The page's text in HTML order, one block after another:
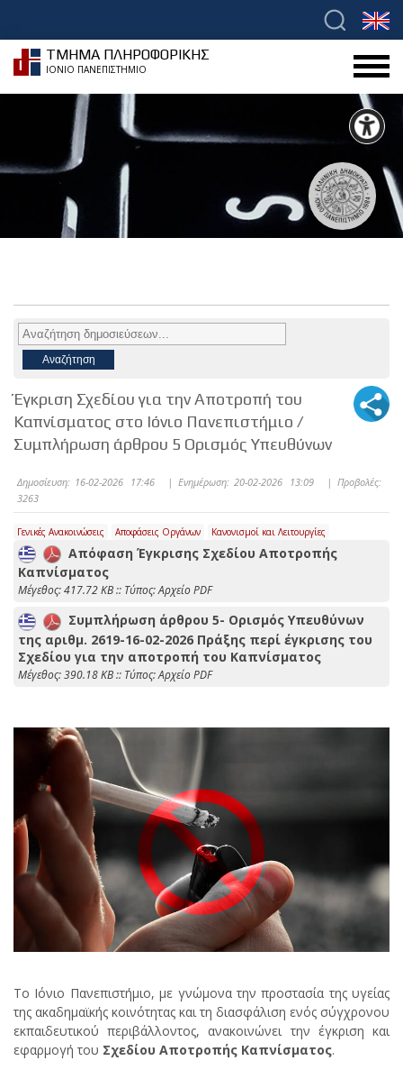
ΤΜΗΜΑ ΠΛΗΡΟΦΟΡΙΚΗΣ
ΙΟΝΙΟ ΠΑΝΕΠΙΣΤΗΜΙΟ
Έγκριση Σχεδίου για την Αποτροπή του
Καπνίσματος στο Ιόνιο Πανεπιστήμιο /
Συμπλήρωση άρθρου 5 Ορισμός Υπευθύνων
Δημοσίευση: 16-02-2026 17:46 | Ενημέρωση: 20-02-2026 13:09 | Προβολές:
3263
Γενικές Ανακοινώσεις Αποφάσεις Οργάνων Κανονισμοί και Λειτουργίες
Απόφαση Έγκρισης Σχεδίου Αποτροπής
Καπνίσματος
Mέγεθος: 417.72 KB :: Τύπος: Αρχείο PDF
Συμπλήρωση άρθρου 5- Ορισμός Υπευθύνων
της αριθμ. 2619-16-02-2026 Πράξης περί έγκρισης του
Σχεδίου για την αποτροπή του Καπνίσματος
Mέγεθος: 390.18 KB :: Τύπος: Αρχείο PDF
Το Ιόνιο Πανεπιστήμιο, με γνώμονα την προστασία της υγείας
της ακαδημαϊκής κοινότητας και τη διασφάλιση ενός σύγχρονου
εκπαιδευτικού περιβάλλοντος, ανακοινώνει την έγκριση και
εφαρμογή του Σχεδίου Αποτροπής Καπνίσματος.